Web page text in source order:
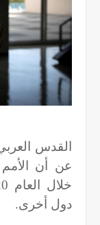
القدس
دول أخرى.